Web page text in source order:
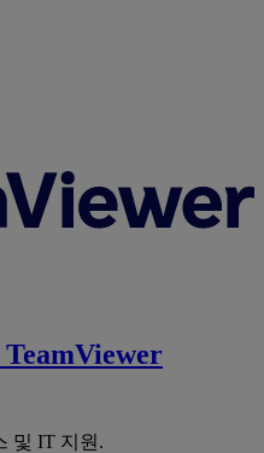
TeamViewer
및 IT 지원.